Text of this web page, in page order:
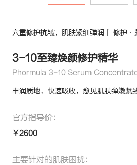
六重修护抗皱，肌肤紧细弹润「 修护
3-10至臻焕颜修护精华
Phormula 3-10 Serum
丰润质地，快速吸收，愈见肌肤弹嫩紧
官方指导价：
￥2600
主要针对的肌肤困扰：